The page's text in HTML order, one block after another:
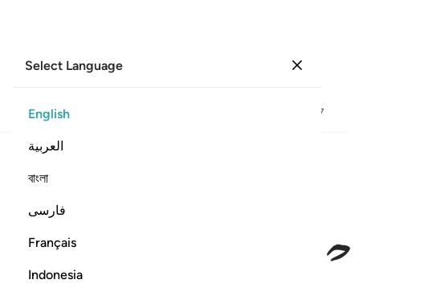
Select Language
English
العربية
বাংলা
فارسی
Français
Indonesia
27